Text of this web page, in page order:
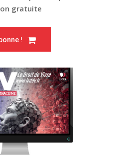
gratuite
!